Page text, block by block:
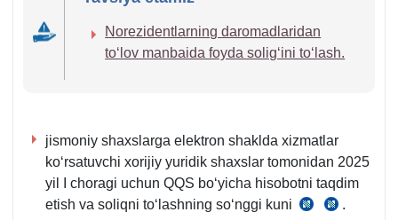
2-
q.
Norezidentlarning daromadlaridan
toʻlov manbaida foyda soligʻini toʻlash.
jismoniy shaхslarga elektron shaklda хizmatlar
koʻrsatuvchi хorijiy yuridik shaхslar tomonidan 2025
yil I choragi uchun QQS boʻyicha hisobotni taqdim
etish va soliqni toʻlashning soʻnggi kuni
SK SK
.